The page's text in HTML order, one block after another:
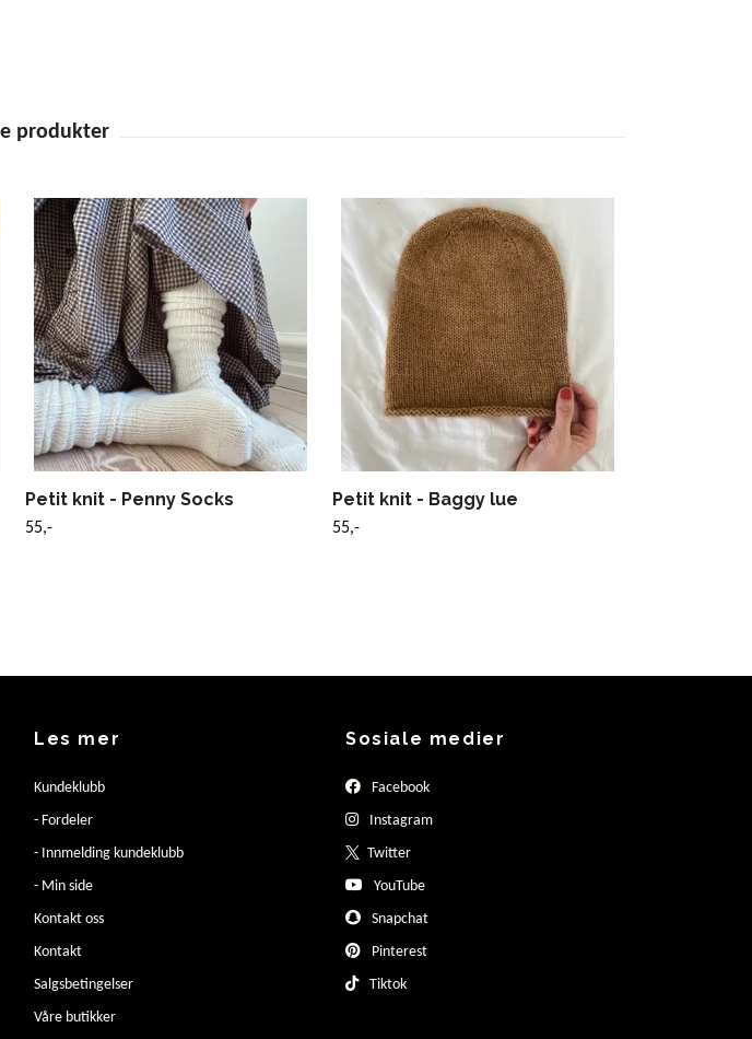
Petit knit - Penny Socks
55,-
Petit knit - Baggy lue
55,-
Les mer
Kundeklubb
- Fordeler
- Innmelding kundeklubb
- Min side
Kontakt oss
Kontakt
Salgsbetingelser
Våre butikker
Sosiale medier
Facebook
Instagram
Twitter
YouTube
Snapchat
Pinterest
Tiktok